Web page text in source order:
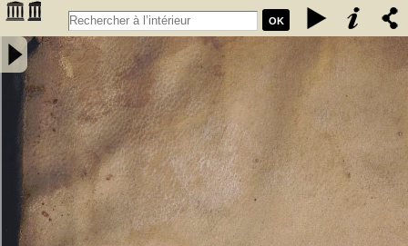
OK
Ordonnances du roy Charles IX. Faictes par sa Majeste en sa ville
de Molins, en l'assemblee des estats, l'an 1566. Adnotees par M.
Pardoux du Prat, licencié és droits. Avec deux indices, l'un des
rubriches l'autre des matieres. Ad formulam, Lego cum nupserit, &,
an pactio, dotem iisdem (quod aiunt) terminis quibus soluta fuit,
restitui valeat responsa duo:auctore eodem. - Charles IX (1550-1574
; roi de France). Auteur